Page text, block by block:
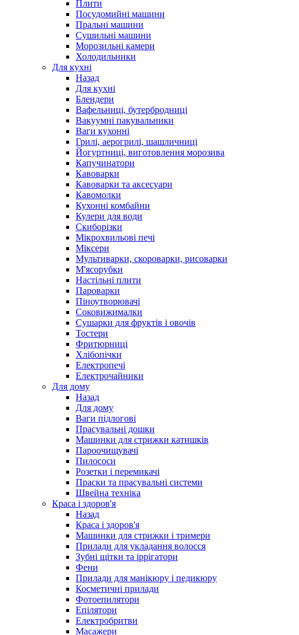
Плити
Посудомийні машини
Пральні машини
Сушильні машини
Морозильні камери
Холодильники
Для кухні
Назад
Для кухні
Блендери
Вафельниці, бутербродниці
Вакуумні пакувальники
Ваги кухонні
Грилі, аерогрилі, шашличниці
Йогуртниці, виготовлення морозива
Капучинатори
Кавоварки
Кавоварки та аксесуари
Кавомолки
Кухонні комбайни
Кулери для води
Скиборізки
Мікрохвильові печі
Міксери
Мультиварки, скороварки, рисоварки
М'ясорубки
Настільні плити
Пароварки
Піноутворювачі
Соковижималки
Сушарки для фруктів і овочів
Тостери
Фритюрниці
Хлібопічки
Електропечі
Електрочайники
Для дому
Назад
Для дому
Ваги підлогові
Прасувальні дошки
Машинки для стрижки катишків
Пароочищувачі
Пилососи
Розетки і перемикачі
Праски та прасувальні системи
Швейна техніка
Краса і здоров'я
Назад
Краса і здоров'я
Машинки для стрижки і тримери
Прилади для укладання волосся
Зубні щітки та іррігатори
Фени
Прилади для манікюру і педикюру
Косметичні прилади
Фотоепилятори
Епілятори
Електробритви
Масажери